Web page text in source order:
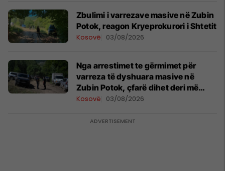
Zbulimi i varrezave masive në Zubin
Potok, reagon Kryeprokurori i Shtetit
Kosovë 03/08/2026
Nga arrestimet te gërmimet për
varreza të dyshuara masive në
Zubin Potok, çfarë dihet deri më
tani?
Kosovë 03/08/2026